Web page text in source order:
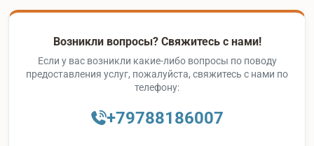
Возникли вопросы? Свяжитесь с нами!
Если у вас возникли какие-либо вопросы по поводу
предоставления услуг, пожалуйста, свяжитесь с нами по
телефону:
+79788186007